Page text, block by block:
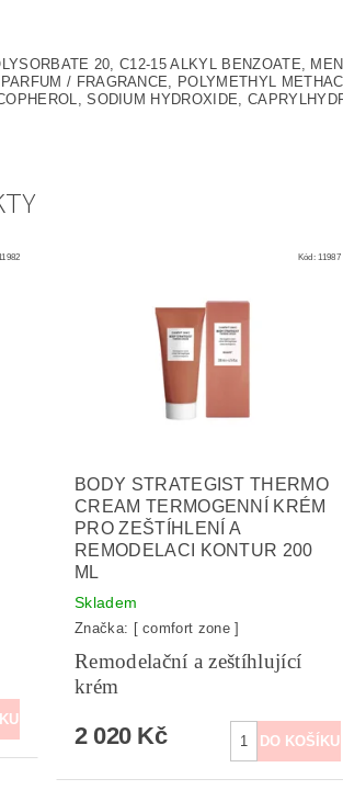
20, C12-15 ALKYL BENZOATE,
/ FRAGRANCE, POLYMETHYL
SODIUM HYDROXIDE,
Kód:11987
BODY STRATEGIST THERMO
CREAM TERMOGENNÍ KRÉM
PRO ZEŠTÍHLENÍ A
REMODELACI KONTUR 200
ML
Skladem
Značka: [ comfort zone ]
Remodelační a zeštíhlující
krém
2 020 Kč